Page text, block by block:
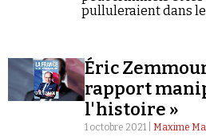
Se connecter
pulluleraient dans le
Éric
rapport
l'histoire »
1 octobre 2021 | Maxime